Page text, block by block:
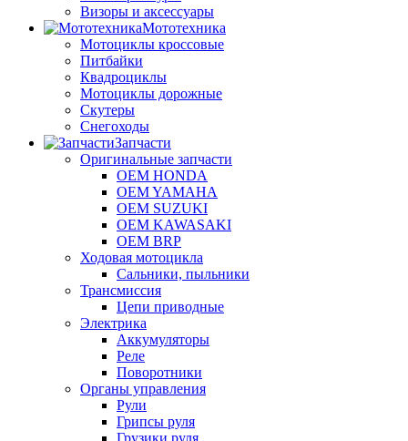
Визоры и аксессуары
Мототехника
Мотоциклы кроссовые
Питбайки
Квадроциклы
Мотоциклы дорожные
Скутеры
Снегоходы
Запчасти
Оригинальные запчасти
OEM HONDA
OEM YAMAHA
OEM SUZUKI
OEM KAWASAKI
OEM BRP
Ходовая мотоцикла
Сальники, пыльники
Трансмиссия
Цепи приводные
Электрика
Аккумуляторы
Реле
Поворотники
Органы управления
Рули
Грипсы руля
Грузики руля